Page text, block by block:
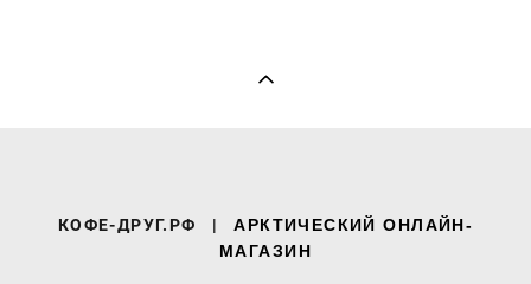
КОФЕ-ДРУГ.РФ |
АРКТИЧЕСКИЙ ОНЛАЙН-
МАГАЗИН